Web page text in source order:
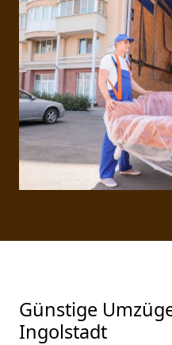
Günstige
Ingolstadt